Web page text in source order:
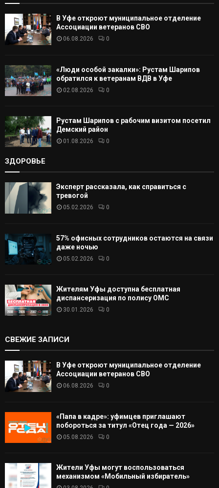
А
В Уфе откроют муниципальное отделение
Ассоциации ветеранов СВО
06.08.2026 0
«Люди особой закалки»: Рустам Шарипов
обратился к ветеранам ВДВ в Уфе
02.08.2026 0
Рустам Шарипов с рабочим визитом посетил
Демский район
01.08.2026 0
ЗДОРОВЬЕ
Эксперт рассказала, как справиться с
тревогой
05.02.2026 0
57% офисных сотрудников остаются на связи
даже ночью
05.02.2026 0
Жителям Уфы доступна бесплатная
диспансеризация по полису ОМС
30.01.2026 0
СВЕЖИЕ ЗАПИСИ
В Уфе откроют муниципальное отделение
Ассоциации ветеранов СВО
06.08.2026 0
«Папа в кадре»: уфимцев приглашают
побороться за титул «Отец года — 2026»
05.08.2026 0
Жители Уфы могут воспользоваться
механизмом «Мобильный избиратель»